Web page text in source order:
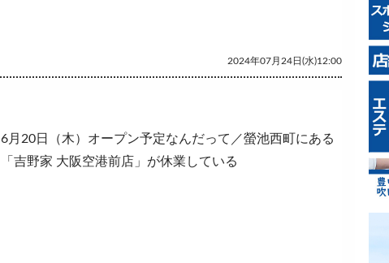
2024年07月24日(水)12:00
6月20日（木）オープン予定なんだって／螢池西町にある
「吉野家 大阪空港前店」が休業している